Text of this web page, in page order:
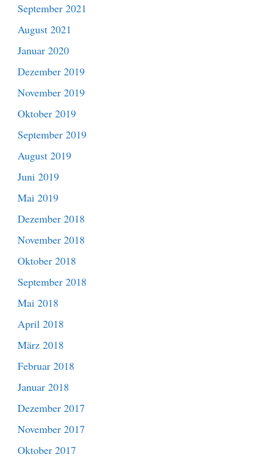
September 2021
August 2021
Januar 2020
Dezember 2019
November 2019
Oktober 2019
September 2019
August 2019
Juni 2019
Mai 2019
Dezember 2018
November 2018
Oktober 2018
September 2018
Mai 2018
April 2018
März 2018
Februar 2018
Januar 2018
Dezember 2017
November 2017
Oktober 2017